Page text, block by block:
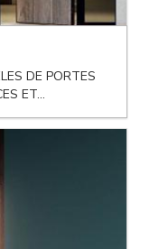
DE PORTES
ET...